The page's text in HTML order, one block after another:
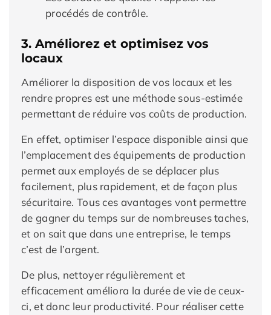
procédés de contrôle.
3. Améliorez et optimisez vos
locaux
Améliorer la disposition de vos locaux et les
rendre propres est une méthode sous-estimée
permettant de réduire vos coûts de production.
En effet, optimiser l’espace disponible ainsi que
l’emplacement des équipements de production
permet aux employés de se déplacer plus
facilement, plus rapidement, et de façon plus
sécuritaire. Tous ces avantages vont permettre
de gagner du temps sur de nombreuses taches,
et on sait que dans une entreprise, le temps
c’est de l’argent.
De plus, nettoyer régulièrement et
efficacement améliora la durée de vie de ceux-
ci, et donc leur productivité. Pour réaliser cette